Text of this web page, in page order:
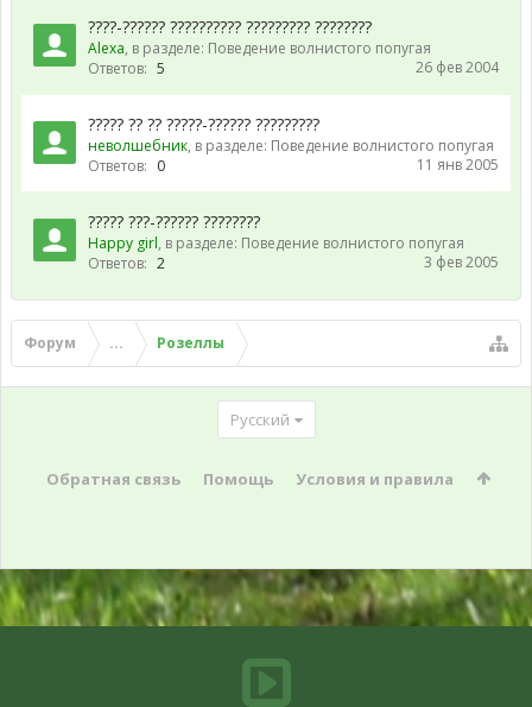
????-?????? ?????????? ????????? ????????
Alexa, в разделе: Поведение волнистого попугая
Ответов: 5 26 фев 2004
????? ?? ?? ?????-?????? ?????????
неволшебник, в разделе: Поведение волнистого попугая
Ответов: 0 11 янв 2005
????? ???-?????? ????????
Happy girl, в разделе: Поведение волнистого попугая
Ответов: 2 3 фев 2005
Форум ... Розеллы
Русский
Обратная связь Помощь Условия и правила